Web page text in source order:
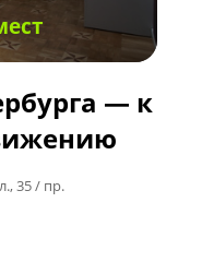
— к
35 / пр.